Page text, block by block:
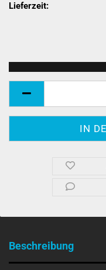
Lieferzeit:
Beschreibung